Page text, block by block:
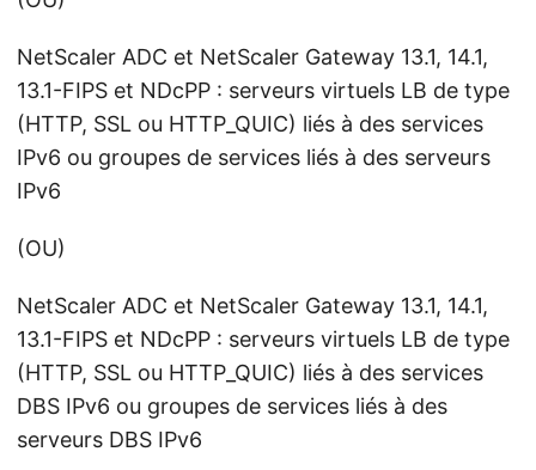
NetScaler ADC et NetScaler Gateway 13.1, 14.1,
13.1-FIPS et NDcPP : serveurs virtuels LB de type
(HTTP, SSL ou HTTP_QUIC) liés à des services
IPv6 ou groupes de services liés à des serveurs
IPv6
(OU)
NetScaler ADC et NetScaler Gateway 13.1, 14.1,
13.1-FIPS et NDcPP : serveurs virtuels LB de type
(HTTP, SSL ou HTTP_QUIC) liés à des services
DBS IPv6 ou groupes de services liés à des
serveurs DBS IPv6